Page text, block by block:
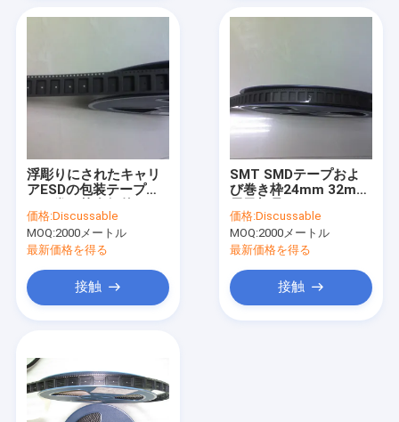
安全な記入項目の回転木戸
クリーンルームの付属品
ESDの管
プラスチックのリール
ESDのプラスチック皿
反静的な付属品
浮彫りにされたキャリ
アESDの包装テープお
104mm Eco
価格:Discussable
MOQ:2000メートル
最新価格を得る
接触
SMT SMDテープおよ
び巻き枠24mm 32mm
44mm
価格:Discussable
MOQ:2000メートル
最新価格を得る
接触